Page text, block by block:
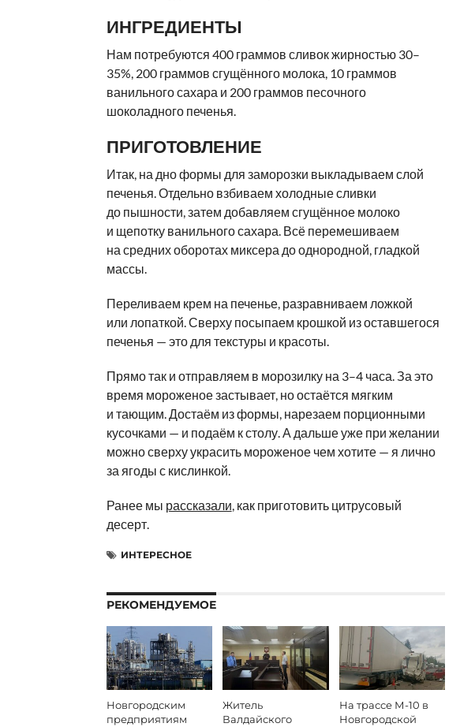
ИНГРЕДИЕНТЫ
Нам потребуются 400 граммов сливок жирностью 30–
35%, 200 граммов сгущённого молока, 10 граммов
ванильного сахара и 200 граммов песочного
шоколадного печенья.
ПРИГОТОВЛЕНИЕ
Итак, на дно формы для заморозки выкладываем слой
печенья. Отдельно взбиваем холодные сливки
до пышности, затем добавляем сгущённое молоко
и щепотку ванильного сахара. Всё перемешиваем
на средних оборотах миксера до однородной, гладкой
массы.
Переливаем крем на печенье, разравниваем ложкой
или лопаткой. Сверху посыпаем крошкой из оставшегося
печенья — это для текстуры и красоты.
Прямо так и отправляем в морозилку на 3–4 часа. За это
время мороженое застывает, но остаётся мягким
и тающим. Достаём из формы, нарезаем порционными
кусочками — и подаём к столу. А дальше уже при желании
можно сверху украсить мороженое чем хотите — я лично
за ягоды с кислинкой.
Ранее мы рассказали, как приготовить цитрусовый
десерт.
ИНТЕРЕСНОЕ
РЕКОМЕНДУЕМОЕ
Новгородским
предприятиям
Житель
Валдайского
На трассе М-10 в
Новгородской